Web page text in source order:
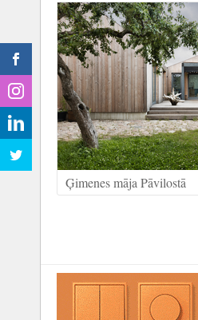
Ģimenes māja Pāvilostā